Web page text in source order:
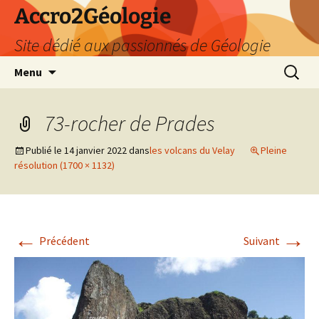
Accro2Géologie
Site dédié aux passionnés de Géologie
Menu
73-rocher de Prades
Publié le 14 janvier 2022dansles volcans du Velay
Pleine
résolution (1700 × 1132)
← Précédent Suivant →